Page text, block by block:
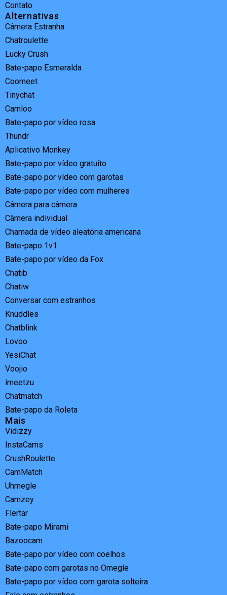
Contato
Alternativas
Câmera Estranha
Chatroulette
Lucky Crush
Bate-papo Esmeralda
Coomeet
Tinychat
Camloo
Bate-papo por vídeo rosa
Thundr
Aplicativo Monkey
Bate-papo por vídeo gratuito
Bate-papo por vídeo com garotas
Bate-papo por vídeo com mulheres
Câmera para câmera
Câmera individual
Chamada de vídeo aleatória americana
Bate-papo 1v1
Bate-papo por vídeo da Fox
Chatib
Chatiw
Conversar com estranhos
Knuddles
Chatblink
Lovoo
YesiChat
Voojio
imeetzu
Chatmatch
Bate-papo da Roleta
Mais
Vidizzy
InstaCams
CrushRoulette
CamMatch
Uhmegle
Camzey
Flertar
Bate-papo Mirami
Bazoocam
Bate-papo por vídeo com coelhos
Bate-papo com garotas no Omegle
Bate-papo por vídeo com garota solteira